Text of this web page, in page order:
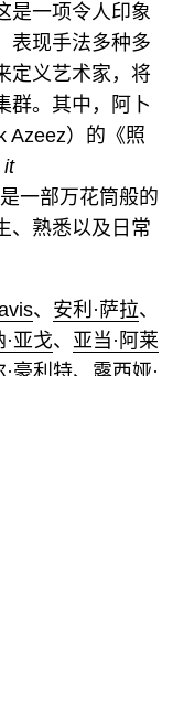
一项令人印象
表现手法多种多
定义艺术家，将
群。其中，阿卜
Azeez）的《照
it
一部万花筒般的
、熟悉以及日常
、 安利·萨拉、
亚戈、 亚当·阿莱
·豪利特、 露西娅·